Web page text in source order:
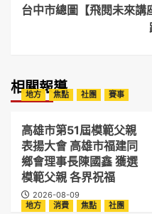
台中市總圖【飛閱未來講
相關報導
地方 焦點 社團 賽事
高雄市第51屆模範父親
表揚大會 高雄市福建同
鄉會理事長陳國鑫 獲選
模範父親 各界祝福
2026-08-09
地方 消費 焦點
社團